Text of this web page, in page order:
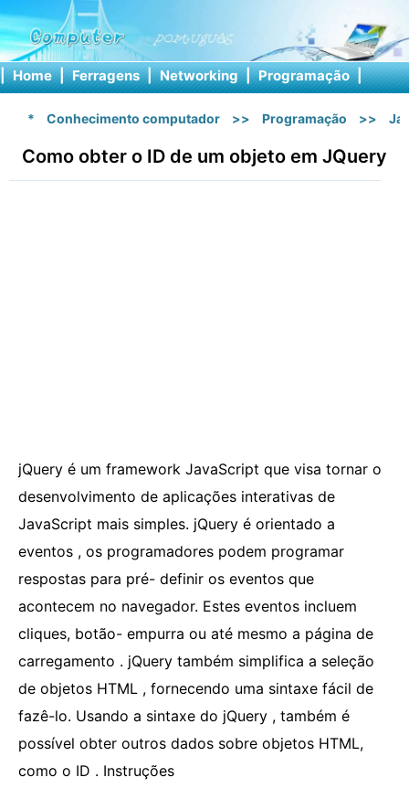
| Home | Ferragens | Networking | Programação |
* Conhecimento computador >> Programação >>
Como obter o ID de um objeto em JQuery
jQuery é um framework JavaScript que visa tornar o
desenvolvimento de aplicações interativas de
JavaScript mais simples. jQuery é orientado a
eventos , os programadores podem programar
respostas para pré- definir os eventos que
acontecem no navegador. Estes eventos incluem
cliques, botão- empurra ou até mesmo a página de
carregamento . jQuery também simplifica a seleção
de objetos HTML , fornecendo uma sintaxe fácil de
fazê-lo. Usando a sintaxe do jQuery , também é
possível obter outros dados sobre objetos HTML,
como o ID . Instruções